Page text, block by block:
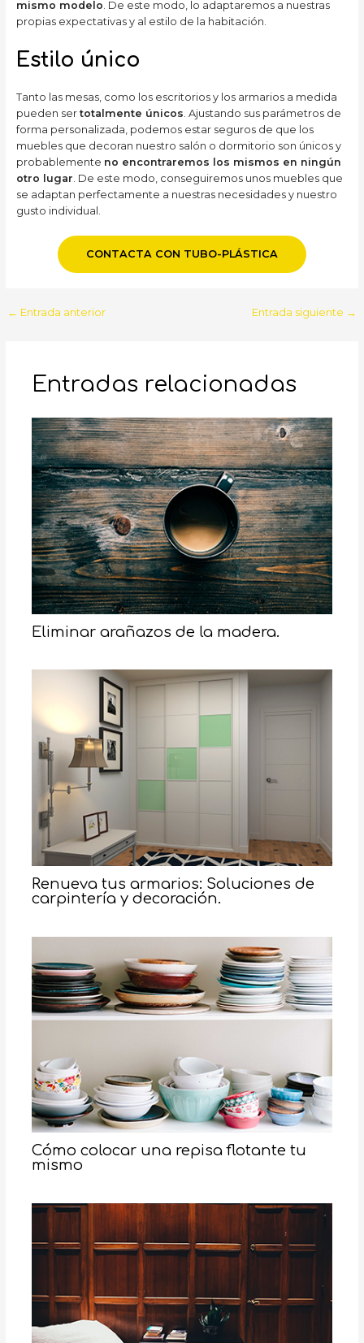
mismo modelo. De este modo, lo adaptaremos a nuestras
propias expectativas y al estilo de la habitación.
Estilo único
Tanto las mesas, como los escritorios y los armarios a medida
pueden sertotalmente únicos . Ajustando sus parámetros de
forma personalizada, podemos estar seguros de que los
muebles que decoran nuestro salón o dormitorio son únicos y
probablemente no encontraremos los mismos en ningún
otro lugar . De este modo, conseguiremos unos muebles que
se adaptan perfectamente a nuestras necesidades y nuestro
gusto individual.
CONTACTA CON TUBO-PLÁSTICA
Navegación
← Entrada anterior Entrada siguiente →
Entradas relacionadas
Eliminar arañazos de la madera.
Renueva tus armarios: Soluciones de
carpintería y decoración.
Cómo colocar una repisa flotante tu
mismo